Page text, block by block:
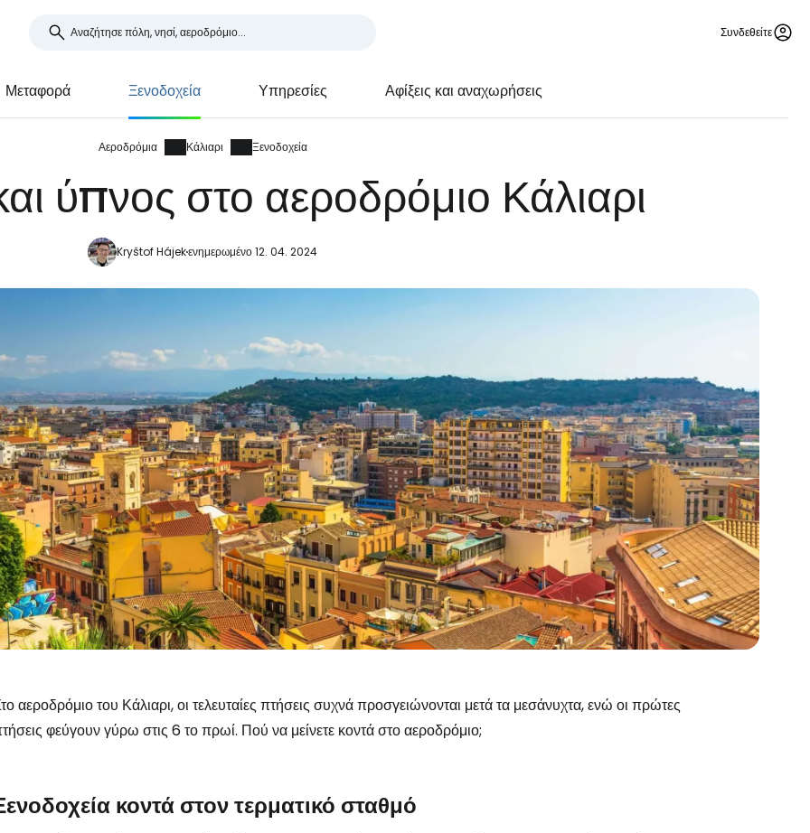
Συνδεθείτε
Μεταφορά Ξενοδοχεία Υπηρεσίες Αφίξεις και αναχωρήσεις
Αεροδρόμια Κάλιαρι Ξενοδοχεία
ύπνος στο αεροδρόμιο Κάλιαρι
Kryštof Hájekενημερωμένο 12. 04. 2024
αεροδρόμιο του Κάλιαρι, οι τελευταίες πτήσεις συχνά προσγειώνονται μετά τα μεσάνυχτα, ενώ οι πρώτες
φεύγουν γύρω στις 6 το πρωί. Πού να μείνετε κοντά στο αεροδρόμιο;
κοντά στον τερματικό σταθμό
Συνδεθείτε στο Cestee